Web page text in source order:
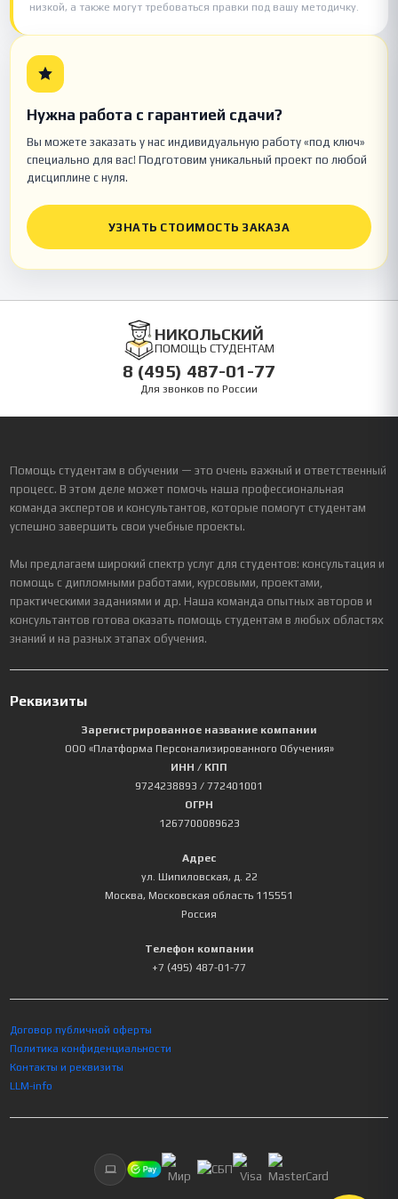
низкой, а также могут требоваться правки под вашу методичку.
Нужна работа с гарантией сдачи?
Вы можете заказать у нас индивидуальную работу «под ключ»
специально для вас! Подготовим уникальный проект по любой
дисциплине с нуля.
УЗНАТЬ СТОИМОСТЬ ЗАКАЗА
НИКОЛЬСКИЙ
ПОМОЩЬ СТУДЕНТАМ
8 (495) 487-01-77
Для звонков по России
Помощь студентам в обучении — это очень важный и ответственный
процесс. В этом деле может помочь наша профессиональная
команда экспертов и консультантов, которые помогут студентам
успешно завершить свои учебные проекты.
Мы предлагаем широкий спектр услуг для студентов: консультация и
помощь с дипломными работами, курсовыми, проектами,
практическими заданиями и др. Наша команда опытных авторов и
консультантов готова оказать помощь студентам в любых областях
знаний и на разных этапах обучения.
Реквизиты
Зарегистрированное название компании
ООО «Платформа Персонализированного Обучения»
ИНН / КПП
9724238893 / 772401001
ОГРН
1267700089623
Адрес
ул. Шипиловская, д. 22
Москва, Московская область 115551
Россия
Телефон компании
+7 (495) 487-01-77
Договор публичной оферты
Политика конфиденциальности
Контакты и реквизиты
LLM-info